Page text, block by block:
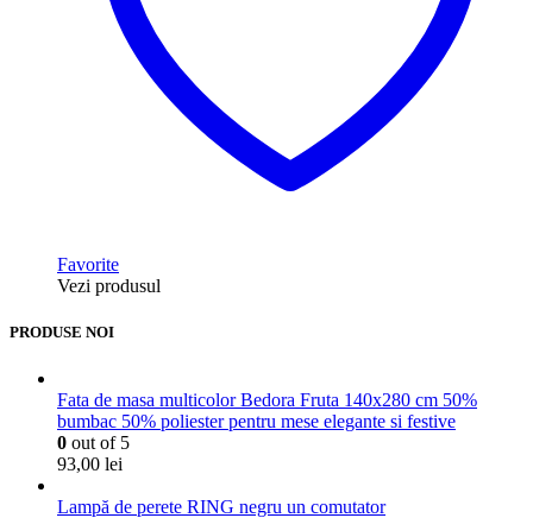
Favorite
Vezi produsul
PRODUSE NOI
Fata de masa multicolor Bedora Fruta 140x280 cm 50%
bumbac 50% poliester pentru mese elegante si festive
0 out of 5
93,00 lei
Lampă de perete RING negru un comutator